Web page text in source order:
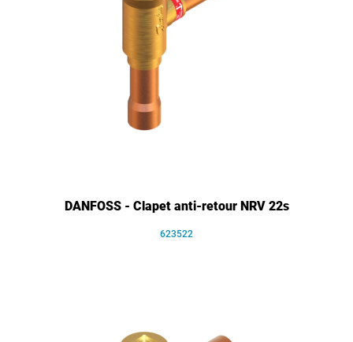
DANFOSS - Clapet anti-retour NRV 22s
623522